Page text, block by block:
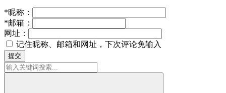
*昵称：
*邮箱：
网址：
记住昵称、邮箱和网址，下次评论免输入
提交